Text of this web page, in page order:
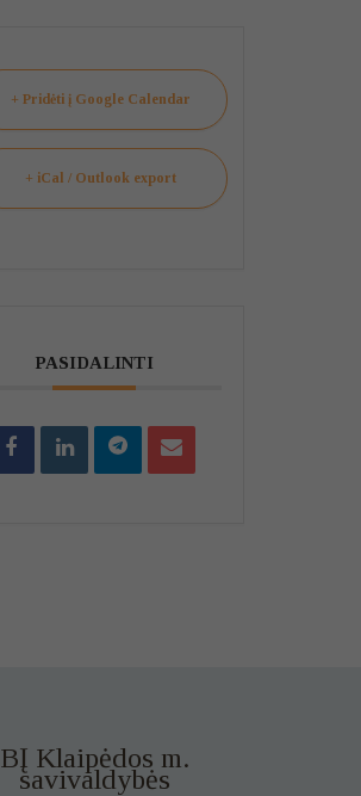
+ Pridėti į Google Calendar
+ iCal / Outlook export
PASIDALINTI
BĮ Klaipėdos m.
savivaldybės